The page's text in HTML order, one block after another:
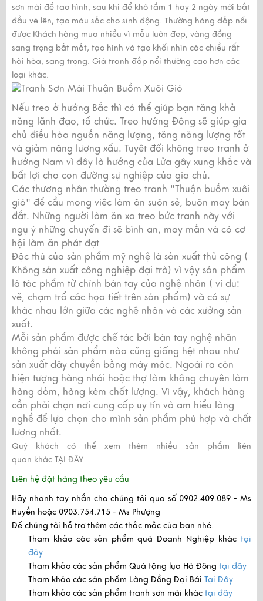
sơn mài để tạo hình, sau khi để khô tầm 1 hay 2 ngày mới bắt
đầu vẽ lên, tạo màu sắc cho sinh động. Thường hàng đắp nổi
được Khách hàng mua nhiều vì mẫu luôn đẹp, vàng đồng
sang trọng bắt mắt, tạo hình và tạo khối nhìn các chiều rất
hài hòa, sang trọng. Giá tranh đắp nổi thường cao hơn các
loại khác.
Nếu treo ở hướng Bắc thì có thể giúp bạn tăng khả
năng lãnh đạo, tổ chức. Treo hướng Đông sẽ giúp gia
chủ điều hòa nguồn năng lượng, tăng năng lượng tốt
và giảm năng lượng xấu. Tuyệt đối không treo tranh ở
hướng Nam vì đây là hướng của Lửa gây xung khắc và
bất lợi cho con đường sự nghiệp của gia chủ.
Các thương nhân thường treo tranh "Thuận buồm xuôi
gió" để cầu mong việc làm ăn suôn sẻ, buôn may bán
đắt. Những người làm ăn xa treo bức tranh này với
ngụ ý những chuyến đi sẽ bình an, may mắn và có cơ
hội làm ăn phát đạt
Đặc thù của sản phẩm mỹ nghệ là sản xuất thủ công (
Không sản xuất công nghiệp đại trà) vì vậy sản phẩm
là tác phẩm từ chính bàn tay của nghệ nhân ( ví dụ:
vẽ, chạm trổ các họa tiết trên sản phẩm) và có sự
khác nhau lớn giữa các nghệ nhân và các xưởng sản
xuất.
Mỗi sản phẩm được chế tác bởi bàn tay nghệ nhân
không phải sản phẩm nào cũng giống hệt nhau như
sản xuất dây chuyền bằng máy móc. Ngoài ra còn
hiện tượng hàng nhái hoặc thợ làm không chuyên làm
hàng dỏm, hàng kém chất lượng. Vì vậy, khách hàng
cần phải chọn nơi cung cấp uy tín và am hiểu làng
nghề để lựa chọn cho mình sản phẩm phù hợp và chất
lượng nhất.
Quý khách có thể xem thêm nhiều sản phẩm liên
quan khác TẠI ĐÂY
Liên hệ đặt hàng theo yêu cầu
Hãy nhanh tay nhắn cho chúng tôi qua số 0902.409.089 - Ms
Huyền hoặc 0903.754.715 - Ms Phượng
Để chúng tôi hỗ trợ thêm các thắc mắc của bạn nhé.
Tham khảo các sản phẩm quà Doanh Nghiệp khác tại
đây
Tham khảo các sản phẩm Quà tặng lụa Hà Đông tại đây
Tham khảo các sản phẩm Làng Đồng Đại Bái Tại Đây
Tham khảo các sản phẩm tranh sơn mài khác tại đây